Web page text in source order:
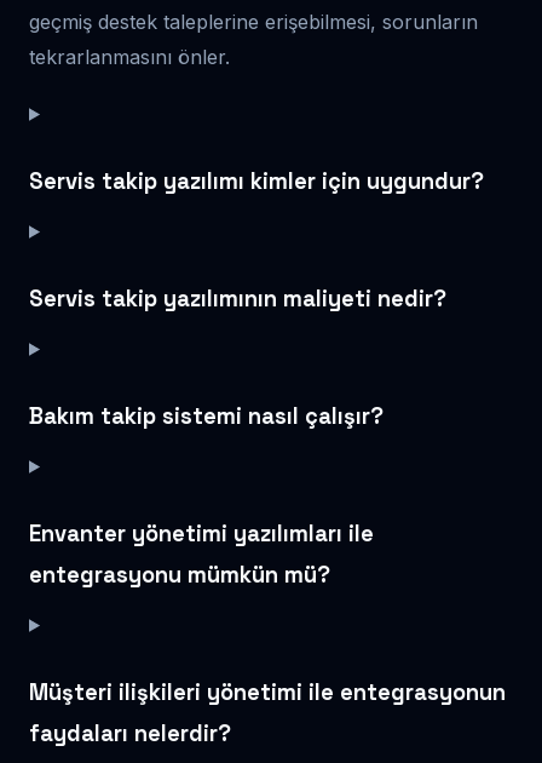
geçmiş destek taleplerine erişebilmesi, sorunların
tekrarlanmasını önler.
Servis takip yazılımı kimler için uygundur?
Servis takip yazılımının maliyeti nedir?
Bakım takip sistemi nasıl çalışır?
Envanter yönetimi yazılımları ile
entegrasyonu mümkün mü?
Müşteri ilişkileri yönetimi ile entegrasyonun
faydaları nelerdir?